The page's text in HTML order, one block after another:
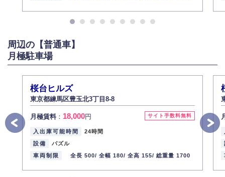
ん）。
また、個人情報の内容に誤りがあり、ご本人から訂正・追加・削除の請求
6.個人情報管理の社内教育
弊社社員全員が、個人情報の取り扱いについての重要性を理解し、より適
切に管理するよう社内教育を実施してまいります。
代表取締役社長 野口 幸男
周辺の【普通車】
月極駐車場
桜台ヒルズ
東京都練馬区豊玉北3丁目8-8
サイト手数料無料
月極賃料： 18,000円
入出庫可能時間
24時間
設備
パズル
車両制限
全長 500/ 全幅 180/ 全高 155/ 総重量 1700